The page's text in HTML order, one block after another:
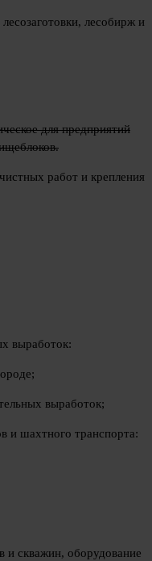
лесобирж и
для предприятий
работ и крепления
выработок:
выработок;
и шахтного транспорта:
и скважин, оборудование